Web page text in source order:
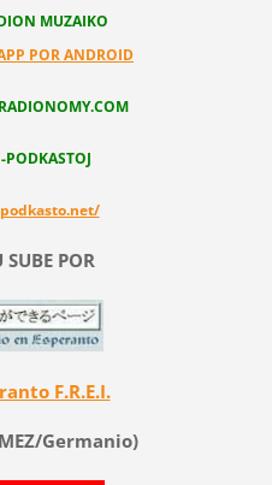
MUZAIKO
POR ANDROID
PODKASTOJ
POR
F.R.E.I.
Germanio)